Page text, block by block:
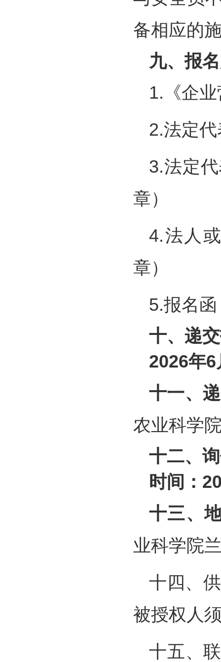
备相应的
九、报
1.《企
2.法定
3.法定
章）
4.法人
章）
5.报名
十、递
2026年
十一、
农业科学
十二、
时间：
十三、
业科学院
十四、
被授权人
十五、